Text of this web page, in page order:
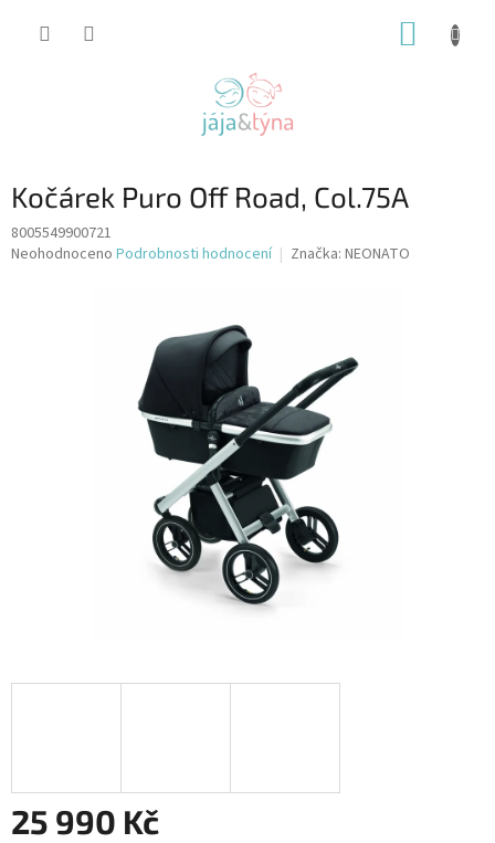
Kočárek Puro Off Road, Col.75A
8005549900721
Průměrné
Neohodnoceno Podrobnosti hodnocení Značka: NEONATO
25 990 Kč